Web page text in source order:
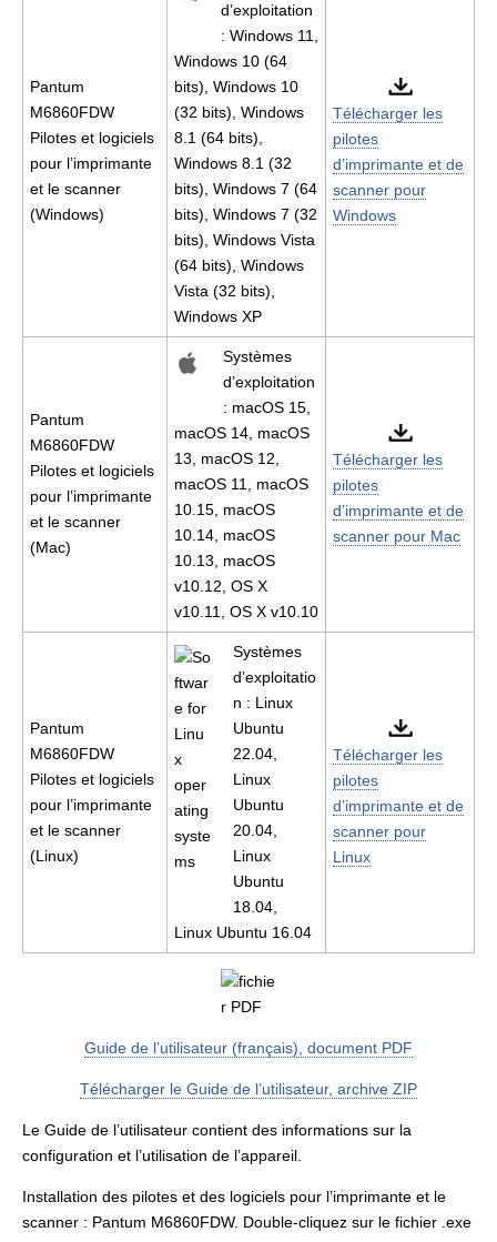
Pantum
M6860FDW
Pilotes et logiciels
pour l’imprimante
et le scanner
(Windows)
d’exploitation
: Windows 11,
Windows 10 (64
bits), Windows 10
(32 bits), Windows
8.1 (64 bits),
Windows 8.1 (32
bits), Windows 7 (64
bits), Windows 7 (32
bits), Windows Vista
(64 bits), Windows
Vista (32 bits),
Windows XP
Télécharger les
pilotes
d’imprimante et de
scanner pour
Windows
Pantum
M6860FDW
Pilotes et logiciels
pour l’imprimante
et le scanner
(Mac)
Systèmes
d’exploitation
: macOS 15,
macOS 14, macOS
13, macOS 12,
macOS 11, macOS
10.15, macOS
10.14, macOS
10.13, macOS
v10.12, OS X
v10.11, OS X v10.10
Télécharger les
pilotes
d’imprimante et de
scanner pour Mac
Pantum
M6860FDW
Pilotes et logiciels
pour l’imprimante
et le scanner
(Linux)
Systèmes
d’exploitatio
n : Linux
Ubuntu
22.04,
Linux
Ubuntu
20.04,
Linux
Ubuntu
18.04,
Linux Ubuntu 16.04
Télécharger les
pilotes
d’imprimante et de
scanner pour
Linux
Guide de l’utilisateur (français), document PDF
Télécharger le Guide de l’utilisateur, archive ZIP
Le Guide de l’utilisateur contient des informations sur la
configuration et l’utilisation de l’appareil.
Installation des pilotes et des logiciels pour l’imprimante et le
scanner : Pantum M6860FDW. Double-cliquez sur le fichier .exe